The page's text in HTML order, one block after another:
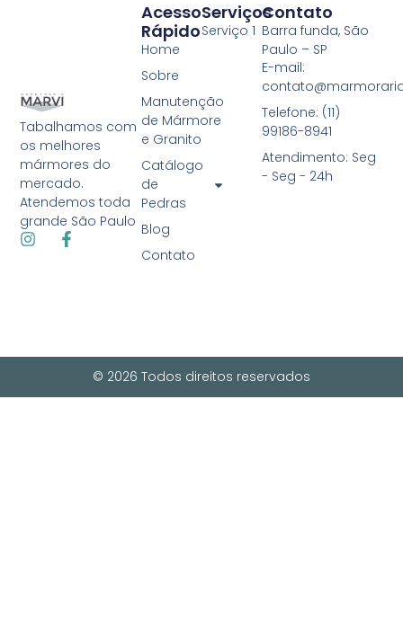
Tabalhamos com
os melhores
mármores do
mercado.
Atendemos toda
grande São Paulo
Serviços
Serviço 1
Acesso
Rápido
Home
Sobre
Manutenção
de Mármore
e Granito
Catálogo
de
Pedras
Blog
Contato
Contato
Barra funda, São
Paulo – SP
E-mail:
Telefone: (11)
99186-8941
Atendimento: Seg
- Seg - 24h
© 2026 Todos direitos reservados